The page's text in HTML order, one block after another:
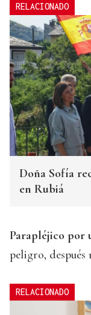
RELACIONADO
Doña Sofía
en Rubiá
Parapléjico por
peligro, después
RELACIONADO